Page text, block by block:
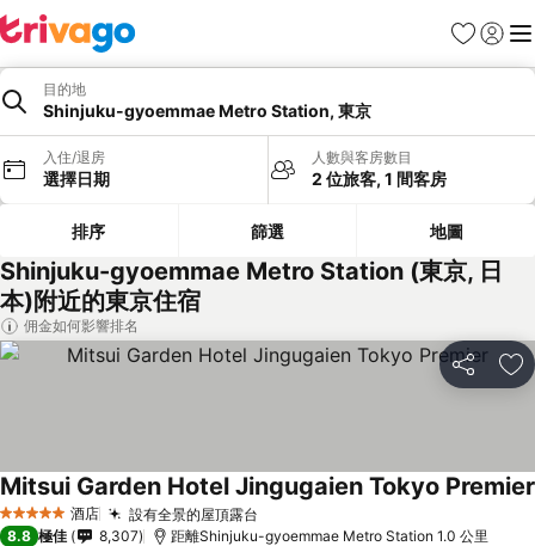
收藏夾
登入 選
目的地
Shinjuku-gyoemmae Metro Station, 東京
入住/退房
選擇日期
人數與客房數目
2 位旅客, 1 間客房
排序 篩選 地圖
Shinjuku-gyoemmae Metro Station (東京, 日
本)附近的東京住宿
佣金如何影響排名
分享 放
5 星級 酒店 設有全景的屋頂露台
Mitsui Garden Hotel Jingugaien Tokyo Premier
8.8 極佳 8,307 距離Shinjuku-gyoemmae Metro Station 1.0 公里